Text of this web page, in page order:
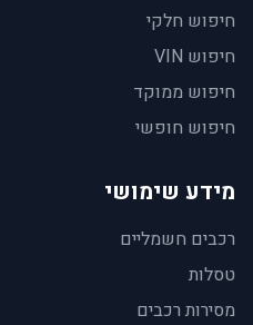
חיפוש חלקי
חיפוש VIN
חיפוש ממוקד
חיפוש חופשי
מידע שימושי
רכבים חשמליים
טסלות
מסירות רכבים